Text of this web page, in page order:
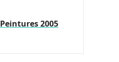
Peintures 2005